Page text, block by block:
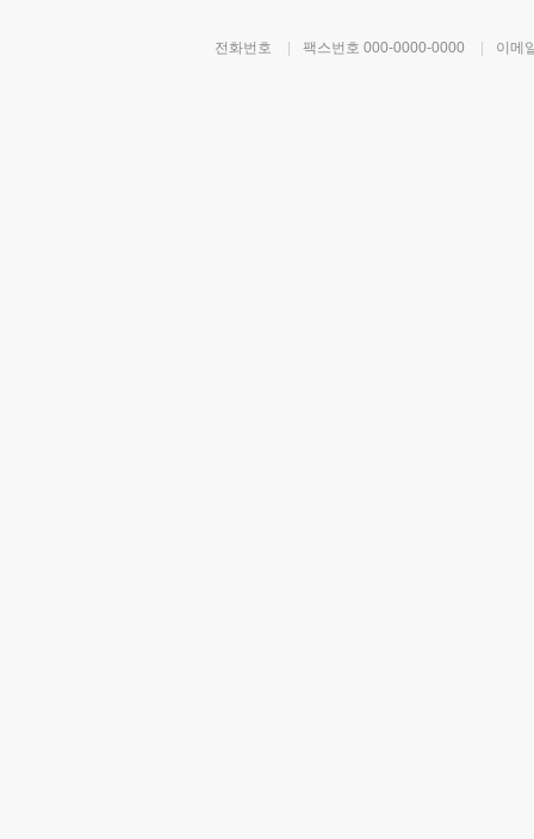
전화번호 팩스번호 000-0000-0000 이메